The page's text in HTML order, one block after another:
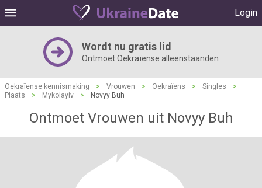
Login
Wordt nu gratis lid
Ontmoet Oekraïense alleenstaanden
Oekraïense kennismaking > Vrouwen > Oekraïens > Singles
>
Plaats
> Mykolayiv > Novyy Buh
Ontmoet Vrouwen uit Novyy Buh